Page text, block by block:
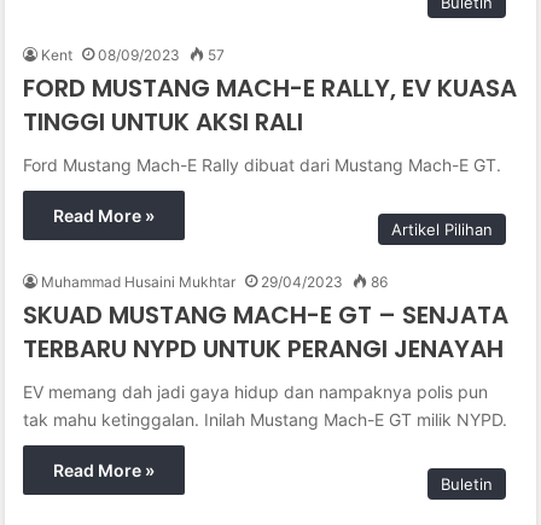
Kent 08/09/2023 57
FORD MUSTANG MACH-E RALLY, EV KUASA
TINGGI UNTUK AKSI RALI
Ford Mustang Mach-E Rally dibuat dari Mustang Mach-E GT.
Read More »
Artikel Pilihan
Muhammad Husaini Mukhtar 29/04/2023 86
SKUAD MUSTANG MACH-E GT – SENJATA
TERBARU NYPD UNTUK PERANGI JENAYAH
EV memang dah jadi gaya hidup dan nampaknya polis pun
tak mahu ketinggalan. Inilah Mustang Mach-E GT milik NYPD.
Read More »
Buletin